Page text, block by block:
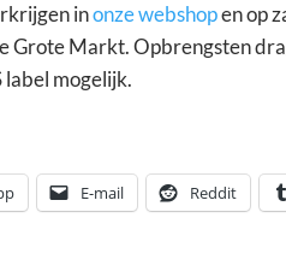
inonze webshopen op
Grote Markt. Opbrengsten
label mogelijk.
E-mail Reddit